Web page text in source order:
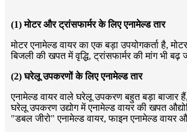
(1) मोटर और ट्रांसफार्मर के लिए एनामेल्ड तार
मोटर एनामेल्ड वायर का एक बड़ा उपयोगकर्ता है,
बिजली की खपत में वृद्धि, ट्रांसफार्मर की मांग भी बढ़
(2) घरेलू उपकरणों के लिए एनामेल्ड तार
एनामेल्ड वायर वाले घरेलू उपकरण बहुत बड़ा
घरेलू उपकरण उद्योग में एनामेल्ड वायर की खपत
"डबल जीरो" एनामेल्ड वायर, फाइन एनामेल्ड वायर